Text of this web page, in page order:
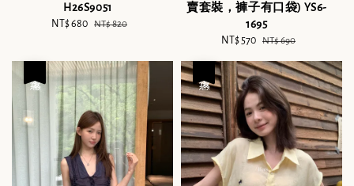
H26S9051
Sale
NT$ 680 Regular
NT$ 820
賣套裝，褲子有口袋) YS6-
1695
Sale
NT$ 570 Regular
NT$ 690